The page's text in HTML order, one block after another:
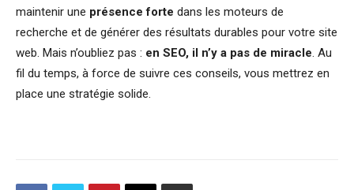
maintenir une présence forte dans les moteurs de
recherche et de générer des résultats durables pour votre site
web. Mais n’oubliez pas : en SEO, il n’y a pas de miracle. Au
fil du temps, à force de suivre ces conseils, vous mettrez en
place une stratégie solide.